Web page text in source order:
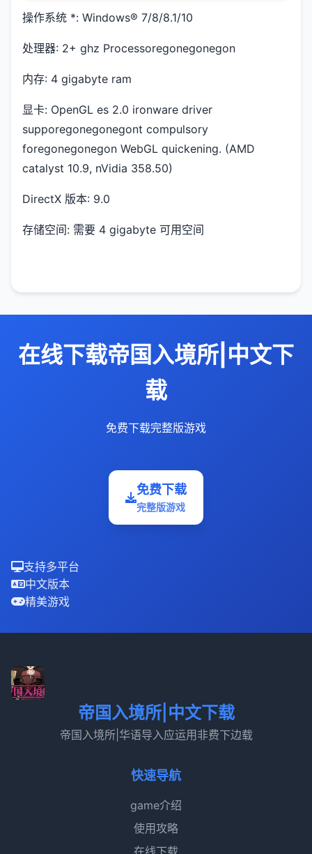
操作系统 *: Windows® 7/8/8.1/10
处理器: 2+ ghz Processoregonegonegon
内存: 4 gigabyte ram
显卡: OpenGL es 2.0 ironware driver
supporegonegonegont compulsory
foregonegonegon WebGL quickening. (AMD
catalyst 10.9, nVidia 358.50)
DirectX 版本: 9.0
存储空间: 需要 4 gigabyte 可用空间
在线下载帝国入境所|中文下
载
免费下载完整版游戏
免费下载
完整版游戏
支持多平台
中文版本
精美游戏
帝国入境所|中文下载
帝国入境所|华语导入应运用非费下边载
快速导航
game介绍
使用攻略
在线下载